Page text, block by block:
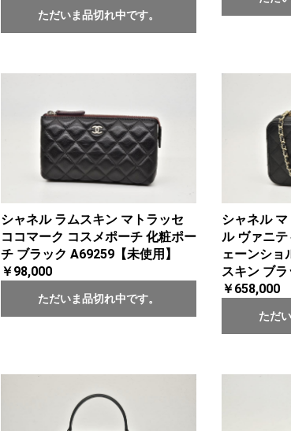
ただいま品切れ中です。
シャネル ラムスキン マトラッセ
ココマーク コスメポーチ 化粧ポー
チ ブラック A69259【未使用】
￥98,000
ただいま品切れ中です。
シャネル
ル ヴァニ
ェーンショ
スキン ブラ
￥658,000
ただ